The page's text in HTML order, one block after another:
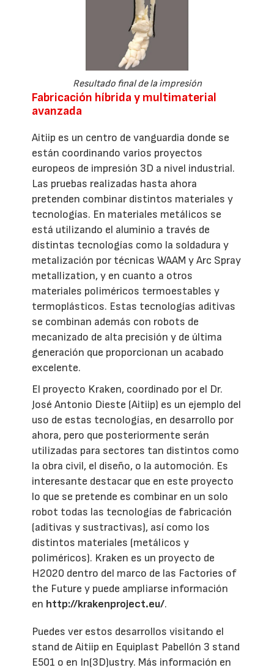
Resultado final de la impresión
Fabricación híbrida y multimaterial
avanzada
Aitiip es un centro de vanguardia donde se
están coordinando varios proyectos
europeos de impresión 3D a nivel industrial.
Las pruebas realizadas hasta ahora
pretenden combinar distintos materiales y
tecnologías. En materiales metálicos se
está utilizando el aluminio a través de
distintas tecnologías como la soldadura y
metalización por técnicas WAAM y Arc Spray
metallization, y en cuanto a otros
materiales poliméricos termoestables y
termoplásticos. Estas tecnologías aditivas
se combinan además con robots de
mecanizado de alta precisión y de última
generación que proporcionan un acabado
excelente.
El proyecto Kraken, coordinado por el Dr.
José Antonio Dieste (Aitiip) es un ejemplo del
uso de estas tecnologías, en desarrollo por
ahora, pero que posteriormente serán
utilizadas para sectores tan distintos como
la obra civil, el diseño, o la automoción. Es
interesante destacar que en este proyecto
lo que se pretende es combinar en un solo
robot todas las tecnologías de fabricación
(aditivas y sustractivas), así como los
distintos materiales (metálicos y
poliméricos). Kraken es un proyecto de
H2020 dentro del marco de las Factories of
the Future y puede ampliarse información
en http://krakenproject.eu/.
Puedes ver estos desarrollos visitando el
stand de Aitiip en Equiplast Pabellón 3 stand
E501 o en In(3D)ustry. Más información en